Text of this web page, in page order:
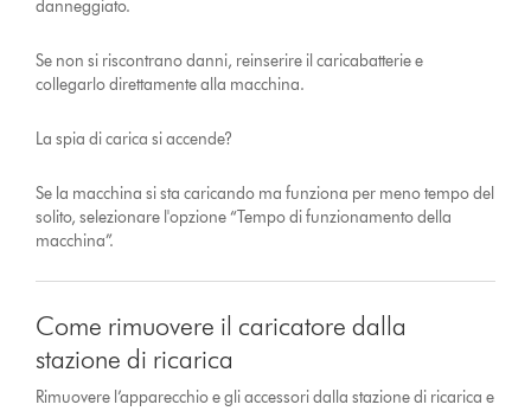
danneggiato.
Se non si riscontrano danni, reinserire il caricabatterie e
collegarlo direttamente alla macchina.
La spia di carica si accende?
Se la macchina si sta caricando ma funziona per meno tempo del
solito, selezionare l'opzione “Tempo di funzionamento della
macchina”.
Come rimuovere il caricatore dalla
stazione di ricarica
Rimuovere l’apparecchio e gli accessori dalla stazione di ricarica e